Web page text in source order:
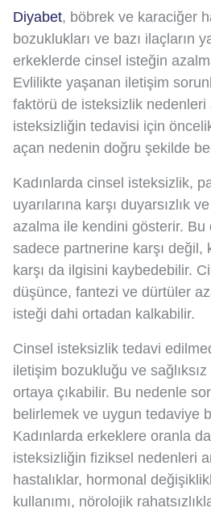
Diyabet, böbrek ve karaciğer
bozuklukları ve bazı ilaçların
erkeklerde cinsel isteğin
Evlilikte yaşanan iletişim
faktörü de isteksizlik nedenleri
isteksizliğin tedavisi için
açan nedenin doğru şekilde
Kadınlarda cinsel isteksizlik,
uyarılarına karşı duyarsızlık
azalma ile kendini gösterir. Bu
sadece partnerine karşı değil,
karşı da ilgisini kaybedebilir.
düşünce, fantezi ve dürtüler
isteği dahi ortadan kalkabilir.
Cinsel isteksizlik tedavi
iletişim bozukluğu ve
ortaya çıkabilir. Bu nedenle
belirlemek ve uygun tedaviye
Kadınlarda erkeklere oranla
isteksizliğin fiziksel nedenleri
hastalıklar, hormonal
kullanımı, nörolojik